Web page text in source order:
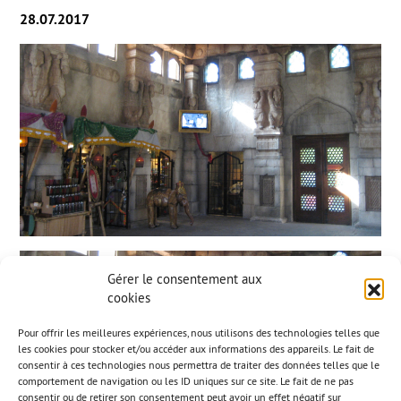
Gérer le consentement aux
cookies
Pour offrir les meilleures expériences, nous utilisons des technologies telles que
les cookies pour stocker et/ou accéder aux informations des appareils. Le fait de
consentir à ces technologies nous permettra de traiter des données telles que le
comportement de navigation ou les ID uniques sur ce site. Le fait de ne pas
consentir ou de retirer son consentement peut avoir un effet négatif sur
28.07.2017